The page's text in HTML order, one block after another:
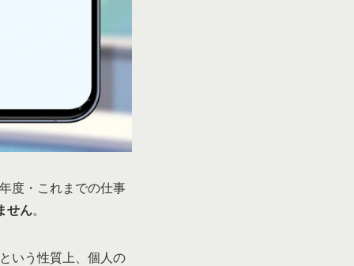
度・これまでの仕事
せん。
いう性質上、個人の